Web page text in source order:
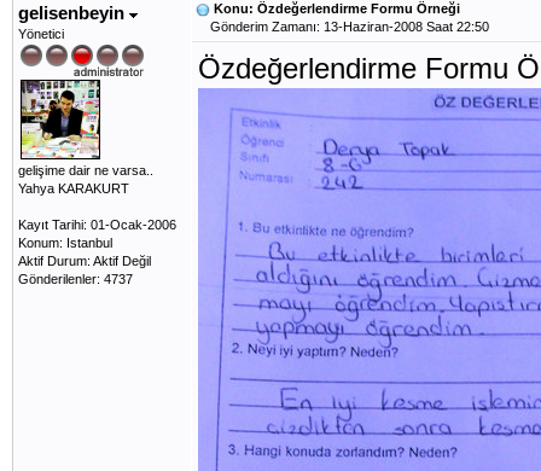
gelisenbeyin
Yönetici
gelişime dair ne varsa..
Yahya KARAKURT
Kayıt Tarihi: 01-Ocak-2006
Konum: Istanbul
Aktif Durum: Aktif Değil
Gönderilenler: 4737
Konu: Özdeğerlendirme Formu Örneği
Gönderim Zamanı: 13-Haziran-2008 Saat 22:50
Özdeğerlendirme Formu